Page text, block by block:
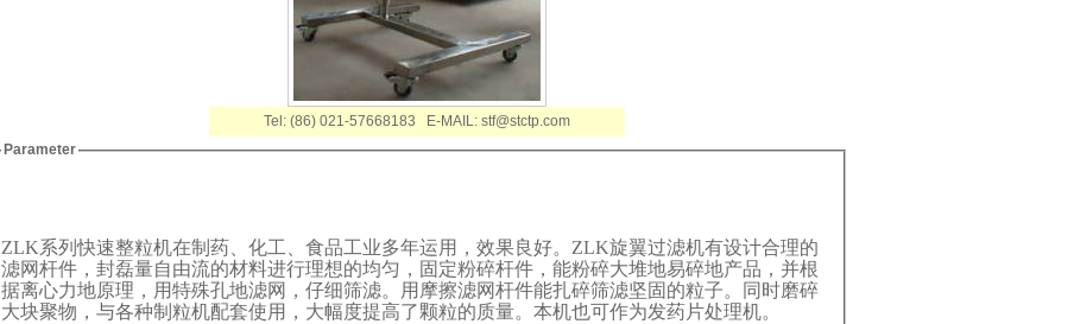
Tel: (86) 021-57668183 E-MAIL: stf@stctp.com
Parameter
ZLK系列快速整粒机在制药、化工、食品工业多年运用，效果良好。 ZLK旋翼过滤机有设计合理的
滤网杆件，封磊量自由流的材料进行理想的均匀，固定粉碎杆件，能粉碎大堆地易碎地产品，并根
据离心力地原理，用特殊孔地滤网，仔细筛滤。用摩擦滤网杆件能扎碎筛滤坚固的粒子。同时磨碎
大块聚物，与各种制粒机配套使用，大幅度提高了颗粒的质量。本机也可作为发药片处理机。